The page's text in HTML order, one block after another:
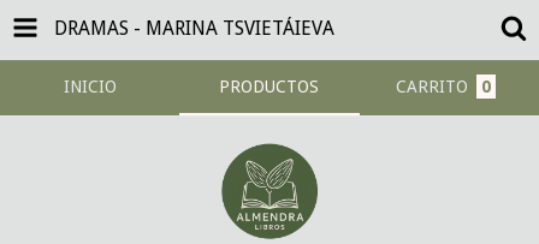
DRAMAS - MARINA TSVIETÁIEVA
INICIO PRODUCTOS CARRITO 0